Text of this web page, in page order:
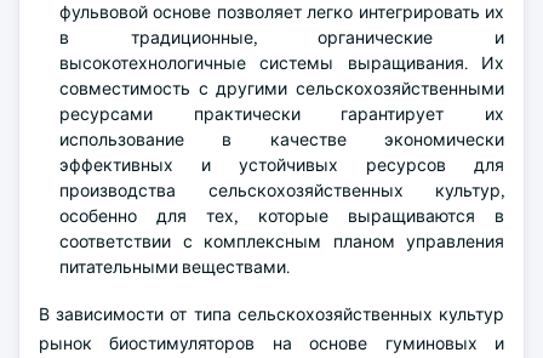
фульвовой основе позволяет легко интегрировать их
в традиционные, органические и
высокотехнологичные системы выращивания. Их
совместимость с другими сельскохозяйственными
ресурсами практически гарантирует их
использование в качестве экономически
эффективных и устойчивых ресурсов для
производства сельскохозяйственных культур,
особенно для тех, которые выращиваются в
соответствии с комплексным планом управления
питательными веществами.
В зависимости от типа сельскохозяйственных культур
рынок биостимуляторов на основе гуминовых и